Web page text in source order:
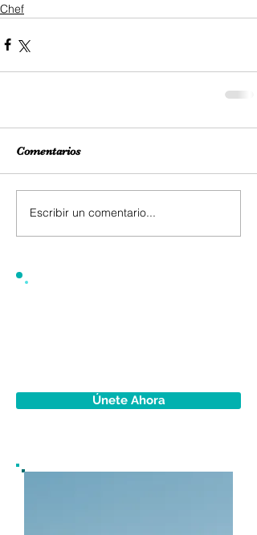
Chef
Comentarios
Escribir un comentario...
Únete Ahora